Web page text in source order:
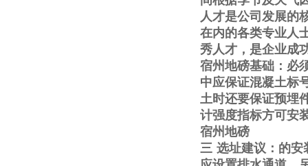
人才是公司发展的
在内的各类专业人
秀人才，是企业成
宿州地磅基础：必
中应保证混凝土标
土时还要保证预埋
计强度指标方可安
宿州地磅
三 选址建议：的安